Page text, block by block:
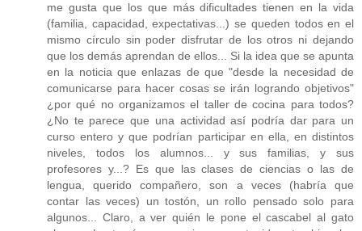
me gusta que los que más dificultades tienen en la vida
(familia, capacidad, expectativas...) se queden todos en el
mismo círculo sin poder disfrutar de los otros ni dejando
que los demás aprendan de ellos... Si la idea que se apunta
en la noticia que enlazas de que "desde la necesidad de
comunicarse para hacer cosas se irán logrando objetivos"
¿por qué no organizamos el taller de cocina para todos?
¿No te parece que una actividad así podría dar para un
curso entero y que podrían participar en ella, en distintos
niveles, todos los alumnos... y sus familias, y sus
profesores y...? Es que las clases de ciencias o las de
lengua, querido compañero, son a veces (habría que
contar las veces) un tostón, un rollo pensado solo para
algunos... Claro, a ver quién le pone el cascabel al gato